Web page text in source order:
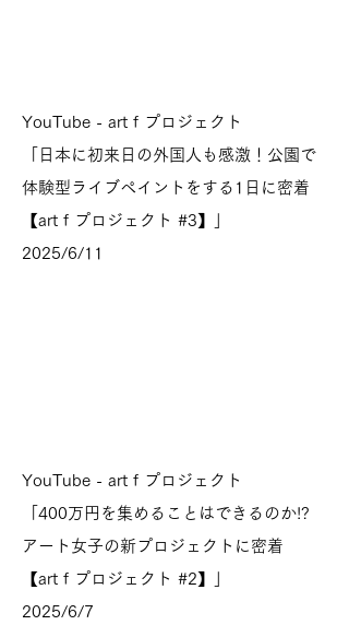
YouTube - art f プロジェクト
「日本に初来日の外国人も感激！公園で
体験型ライブペイントをする1日に密着
【art f プロジェクト #3】」
2025/6/11
YouTube - art f プロジェクト
「400万円を集めることはできるのか!?
アート女子の新プロジェクトに密着
【art f プロジェクト #2】」
2025/6/7